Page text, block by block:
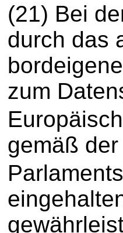
(21) Bei
durch das
zum
gemäß